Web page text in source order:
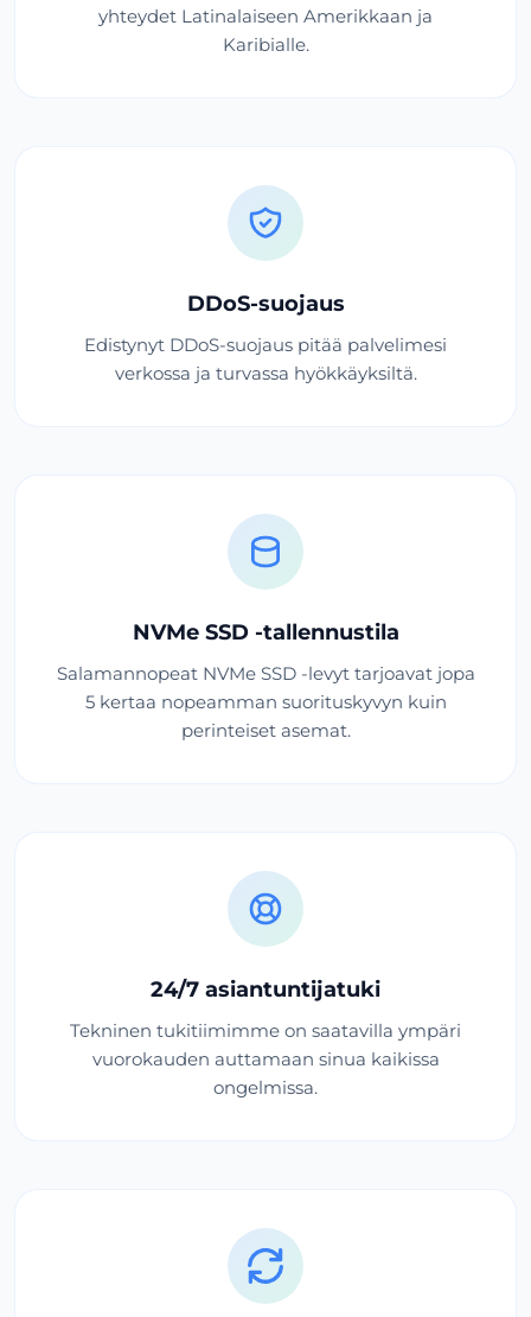
yhteydet Latinalaiseen Amerikkaan ja
Karibialle.
DDoS-suojaus
Edistynyt DDoS-suojaus pitää palvelimesi
verkossa ja turvassa hyökkäyksiltä.
NVMe SSD -tallennustila
Salamannopeat NVMe SSD -levyt tarjoavat jopa
5 kertaa nopeamman suorituskyvyn kuin
perinteiset asemat.
24/7 asiantuntijatuki
Tekninen tukitiimimme on saatavilla ympäri
vuorokauden auttamaan sinua kaikissa
ongelmissa.